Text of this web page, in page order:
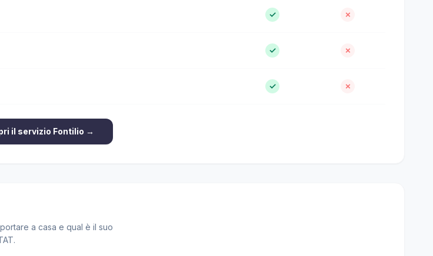
✓ ✗
✓ ✗
✓ ✗
il servizio Fontilio →
a casa e qual è il suo